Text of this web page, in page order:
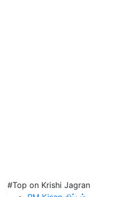
#Top on Krishi Jagran